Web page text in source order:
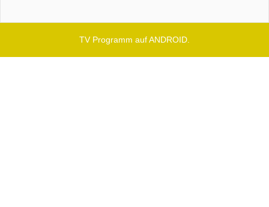
TV Programm auf ANDROID.